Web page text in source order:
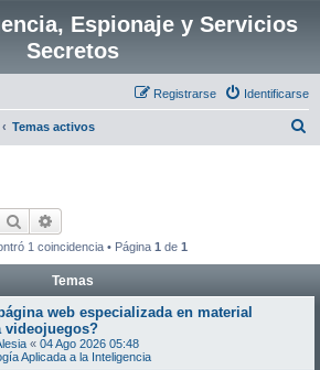
Espionaje y Servicios
Secretos
Identificarse
Registrarse
Temas activos
Buscar
1 coincidencia • Página 1 de 1
Temas
web especializada en material
videojuegos?
« 04 Ago 2026 05:48
Aplicada a la Inteligencia